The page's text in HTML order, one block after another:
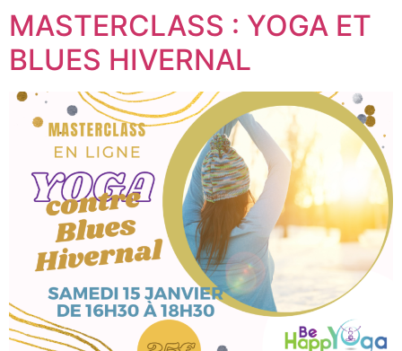
MASTERCLASS : YOGA ET
BLUES HIVERNAL